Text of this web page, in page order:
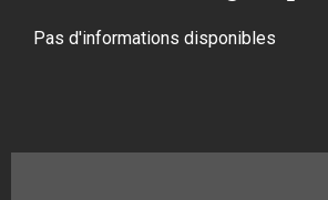
Pas d'informations disponibles